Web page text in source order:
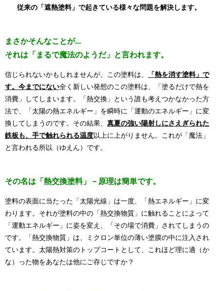
従来の「遮熱塗料」で起きている様々な問題を解決します。
まさかそんなことが…
それは「まるで魔法のようだ」と言われます。
信じられないかもしれませんが、この塗料は、
「熱を消す塗料」で
す。今までにない全く新しい発想のこの塗料は、「塗るだけで熱を
消費」してしまいます。「熱交換」という誰も考えつかなかった方
法で、「太陽の熱エネルギー」を瞬時に「運動のエネルギー」に変
換してしまうのです。その結果、 真夏の強い陽射しにさえぎられた
鉄板も、手で触れられる温度以上に上がりません。これが「魔法」
と言われる所以（ゆえん）です。
その名は「熱交換塗料」－原理は簡単です。
塗料の表面に当たった「太陽光線」は一度、「熱エネルギー」に変
わります。それが塗料の中の「熱交換物質」に触れることによって
「運動エネルギー」に姿を変え、「その場で消費」されてしまうの
です。「熱交換物質」は、ミクロン単位の薄い塗膜の中に注入され
ています。太陽熱対策のトップコートとして、これほど理に適（か
な）った物をあなたは他にご存じですか？